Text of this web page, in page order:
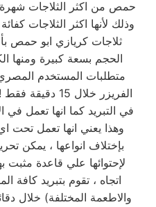
حمص من اكثر الثلاجات شهرة
وذلك لأنها اكثر الثلاجات
ثلاجات كريازي ابو حمص
الحجم بسعة كبيرة ومنها
متطلبات المستخدم
الفريزر خلال
في التبريد كما انها تعمل في
وهذا يعني انها تعمل
بإختلاف انواعها ، يمكن
لإحتوائها علي قاعدة مثبت
اتجاه ، تقوم بتبريد كافة
والاطعمة المختلفة) خلال